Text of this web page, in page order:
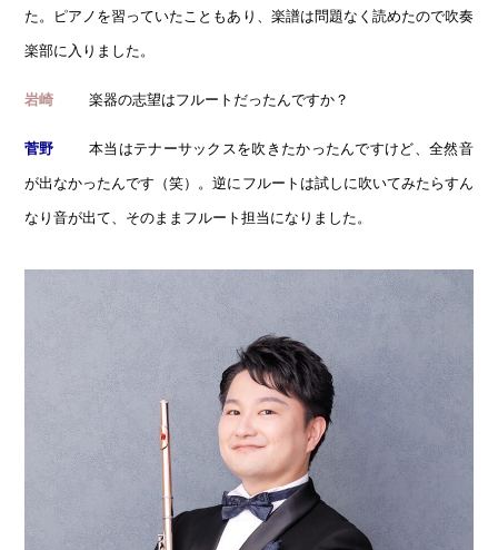
た。ピアノを習っていたこともあり、楽譜は問題なく読めたので吹奏
楽部に入りました。
岩崎 楽器の志望はフルートだったんですか？
菅野 本当はテナーサックスを吹きたかったんですけど、全然音
が出なかったんです（笑）。逆にフルートは試しに吹いてみたらすん
なり音が出て、そのままフルート担当になりました。